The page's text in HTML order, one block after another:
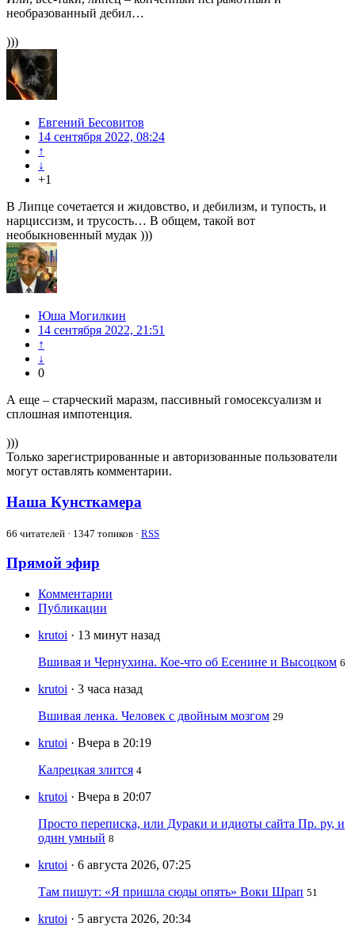
необразованный дебил…
)))
Евгений Бесовитов
14 сентября 2022, 08:24
↑
↓
+1
В Липце сочетается и жидовство, и дебилизм, и тупость, и
нарциссизм, и трусость… В общем, такой вот
необыкновенный мудак )))
Юша Могилкин
14 сентября 2022, 21:51
↑
↓
0
А еще – старческий маразм, пассивный гомосексуализм и
сплошная импотенция.
)))
Только зарегистрированные и авторизованные пользователи
могут оставлять комментарии.
Наша Кунсткамера
66 читателей · 1347 топиков · RSS
Прямой эфир
Комментарии
Публикации
krutoi · 13 минут назад
Вшивая и Чернухина. Кое-что об Есенине и Высоцком 6
krutoi · 3 часа назад
Вшивая ленка. Человек с двойным мозгом 29
krutoi · Вчера в 20:19
Калрецкая злится 4
krutoi · Вчера в 20:07
Просто переписка, или Дураки и идиоты сайта Пр. ру, и
один умный 8
krutoi · 6 августа 2026, 07:25
Там пишут: «Я пришла сюды опять» Воки Шрап 51
krutoi · 5 августа 2026, 20:34